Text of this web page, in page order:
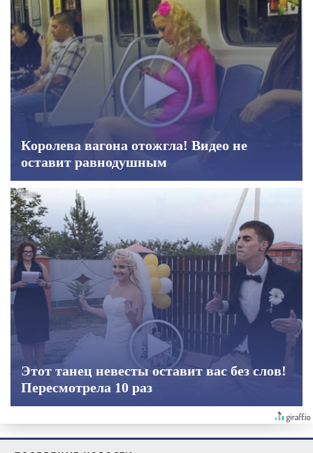
Королева вагона отожгла! Видео не
оставит равнодушным
Этот танец невесты оставит вас без слов!
Пересмотрела 10 раз